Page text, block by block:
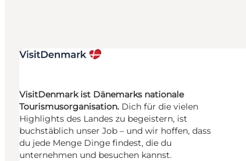
VisitDenmark ist Dänemarks nationale
Tourismusorganisation. Dich für die vielen
Highlights des Landes zu begeistern, ist
buchstäblich unser Job – und wir hoffen, dass
du jede Menge Dinge findest, die du
unternehmen und besuchen kannst.